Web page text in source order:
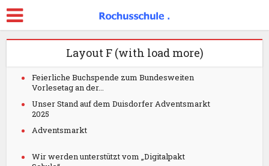
Layout F (with load more)
Feierliche Buchspende zum Bundesweiten
Vorlesetag an der...
Unser Stand auf dem Duisdorfer Adventsmarkt
2025
Adventsmarkt
Wir werden unterstützt vom „Digitalpakt